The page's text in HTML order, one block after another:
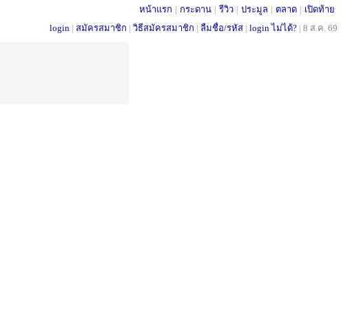
หน้าแรก | กระดาน | รีวิว | ประมูล | ตลาด | เปิดท้าย
login | สมัครสมาชิก | วิธีสมัครสมาชิก | ลืมชื่อ/รหัส | login ไม่ได้? | 8 ส.ค. 69